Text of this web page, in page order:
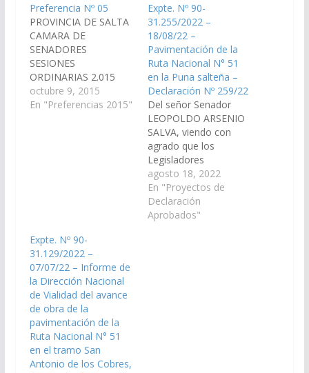
Preferencia Nº 05
PROVINCIA DE SALTA
CAMARA DE
SENADORES
SESIONES
ORDINARIAS 2.015
PREFERENCIA Nº 5
(Asunto con pedido de
Declaración del señor
Senador GUZMAN…
octubre 9, 2015
En "Preferencias 2015"
Expte. Nº 90-
31.255/2022 –
18/08/22 –
Pavimentación de la
Ruta Nacional N° 51
en la Puna salteña –
Declaración Nº 259/22
Del señor Senador
LEOPOLDO ARSENIO
SALVA, viendo con
agrado que los
Legisladores
Nacionales por Salta
agilicen el inicio de la
pavimentación de la
Ruta Nacional N° 51
agosto 18, 2022
En "Proyectos de
Declaración
Aprobados"
Expte. Nº 90-
31.129/2022 –
07/07/22 – Informe de
la Dirección Nacional
de Vialidad del avance
de obra de la
pavimentación de la
Ruta Nacional N° 51
en el tramo San
Antonio de los Cobres,